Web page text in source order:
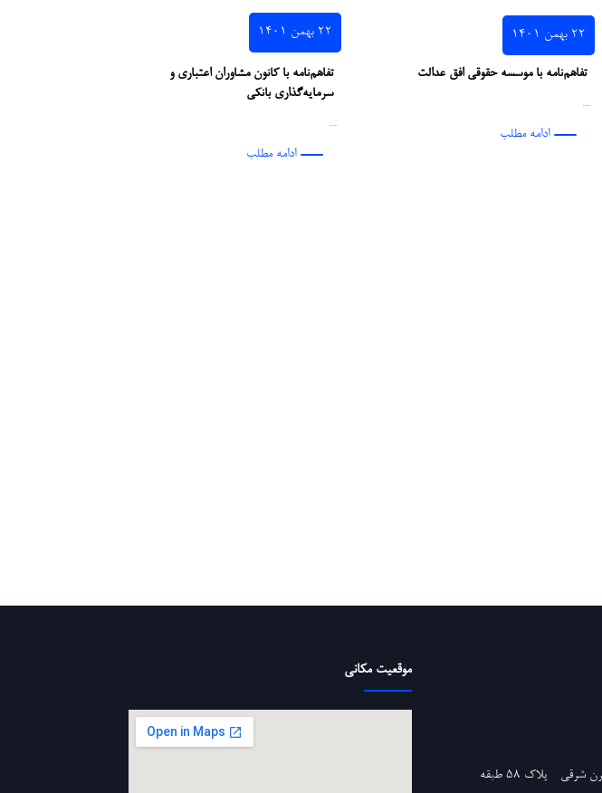
۲۲ بهمن ۱۴۰۱
تفاهم‌نامه با موسسه حقوقی افق عدالت
...
ادامه مطلب
۲۲ بهمن ۱۴۰۱
تفاهم‌نامه با کانون مشاوران اعتباری و
سرمایه‌گذاری بانکی
...
ادامه مطلب
تهران - خیابان نیلوفر - نسترن شرقی - پلاک ۵۸ طبقه
موقعیت مکانی